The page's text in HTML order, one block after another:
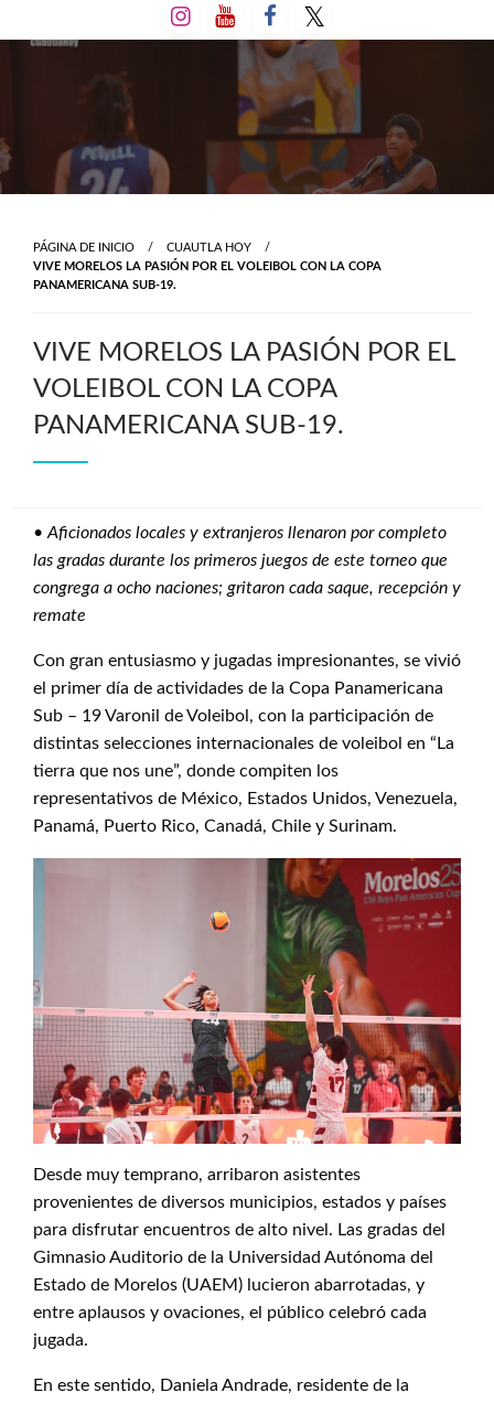
al
PÁGINA DE INICIO
CUAUTLA HOY
VIVE MORELOS LA PASIÓN POR EL VOLEIBOL CON LA COPA
PANAMERICANA SUB-19.
VIVE MORELOS LA PASIÓN POR EL
VOLEIBOL CON LA COPA
PANAMERICANA SUB-19.
• Aficionados locales y extranjeros llenaron por completo
las gradas durante los primeros juegos de este torneo que
congrega a ocho naciones; gritaron cada saque, recepción y
remate
Con gran entusiasmo y jugadas impresionantes, se vivió
el primer día de actividades de la Copa Panamericana
Sub – 19 Varonil de Voleibol, con la participación de
distintas selecciones internacionales de voleibol en “La
tierra que nos une”, donde compiten los
representativos de México, Estados Unidos, Venezuela,
Panamá, Puerto Rico, Canadá, Chile y Surinam.
Desde muy temprano, arribaron asistentes
provenientes de diversos municipios, estados y países
para disfrutar encuentros de alto nivel. Las gradas del
Gimnasio Auditorio de la Universidad Autónoma del
Estado de Morelos (UAEM) lucieron abarrotadas, y
entre aplausos y ovaciones, el público celebró cada
jugada.
En este sentido, Daniela Andrade, residente de la